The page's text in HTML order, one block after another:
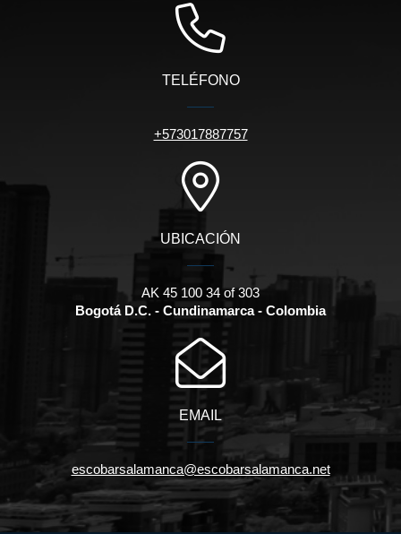
TELÉFONO
+573017887757
UBICACIÓN
AK 45 100 34 of 303
Bogotá D.C. - Cundinamarca - Colombia
EMAIL
escobarsalamanca@escobarsalamanca.net